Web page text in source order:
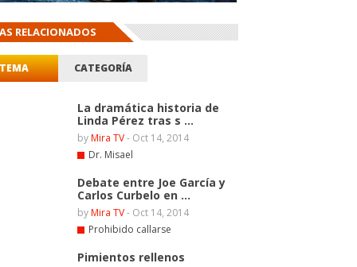
RELACIONADOS
CATEGORÍA
La dramática historia de
Linda Pérez tras s ...
byMira TV- Oct 14, 2014
Dr. Misael
Debate entre Joe García y
Carlos Curbelo en ...
byMira TV- Oct 14, 2014
Prohibido callarse
Pimientos rellenos